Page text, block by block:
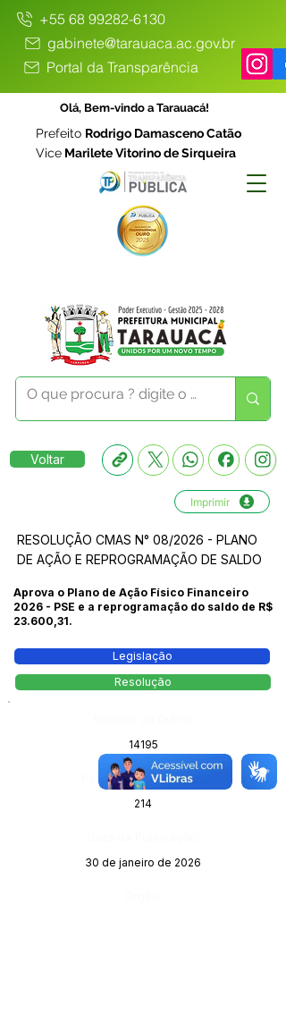
+55 68 99282-6130
gabinete@tarauaca.ac.gov.br
Portal da Transparência
Olá, Bem-vindo a Tarauacá!
Prefeito Rodrigo Damasceno Catão
Vice Marilete Vitorino de Sirqueira
Voltar
Imprimir
RESOLUÇÃO CMAS N° 08/2026 - PLANO
DE AÇÃO E REPROGRAMAÇÃO DE SALDO
Aprova o Plano de Ação Físico Financeiro
2026 - PSE e a reprogramação do saldo de R$
23.600,31.
Legislação
Resolução
14195
Página da Publicação:
214
30 de janeiro de 2026